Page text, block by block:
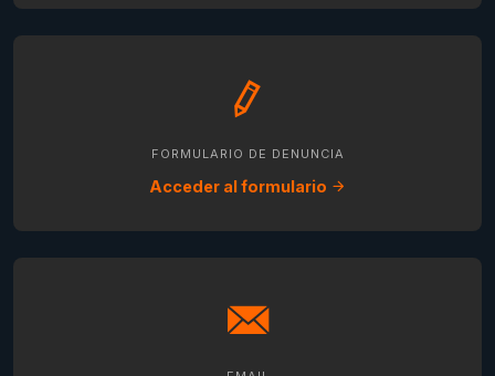
FORMULARIO DE DENUNCIA
Acceder al formulario